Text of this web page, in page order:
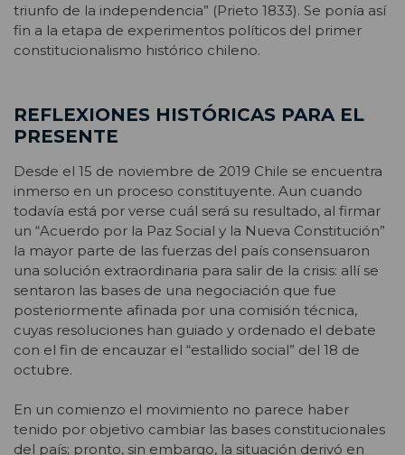
triunfo de la independencia” (Prieto 1833). Se ponía así
fin a la etapa de experimentos políticos del primer
constitucionalismo histórico chileno.
REFLEXIONES HISTÓRICAS PARA EL
PRESENTE
Desde el 15 de noviembre de 2019 Chile se encuentra
inmerso en un proceso constituyente. Aun cuando
todavía está por verse cuál será su resultado, al firmar
un “Acuerdo por la Paz Social y la Nueva Constitución”
la mayor parte de las fuerzas del país consensuaron
una solución extraordinaria para salir de la crisis: allí se
sentaron las bases de una negociación que fue
posteriormente afinada por una comisión técnica,
cuyas resoluciones han guiado y ordenado el debate
con el fin de encauzar el “estallido social” del 18 de
octubre.
En un comienzo el movimiento no parece haber
tenido por objetivo cambiar las bases constitucionales
del país; pronto, sin embargo, la situación derivó en